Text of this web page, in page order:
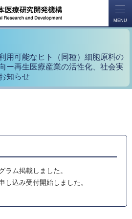
MENU
用可能なヒト（同種）細胞原料の
ー再生医療産業の活性化、社会実
知らせ
ム掲載しました。
込み受付開始しました。